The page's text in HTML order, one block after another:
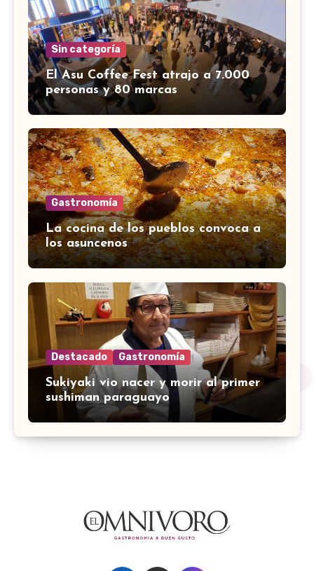
Sin categoría
El Asu Coffee Fest atrajo a 7.000
personas y 80 marcas
Gastronomía
La cocina de los pueblos convoca a
los asuncenos
Destacado Gastronomía
Sukiyaki vio nacer y morir al primer
sushiman paraguayo